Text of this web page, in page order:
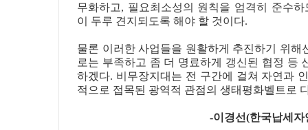
무화하고, 필요최소성의 원칙을 엄격히 준수
이 두루 견지되도록 해야 할 것이다.
물론 이러한 사업들을 원활하게 추진하기 위해
로는 부족하고 좀 더 명료하게 갱신된 협정 등
하겠다. 비무장지대는 전 구간에 걸쳐 자연과
적으로 접목된 광역적 관점의 생태평화벨트로
-이경선(한국납세